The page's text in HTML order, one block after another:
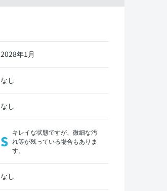
2028年1月
なし
なし
S
キレイな状態ですが、微細な汚
れ等が残っている場合もありま
す。
なし